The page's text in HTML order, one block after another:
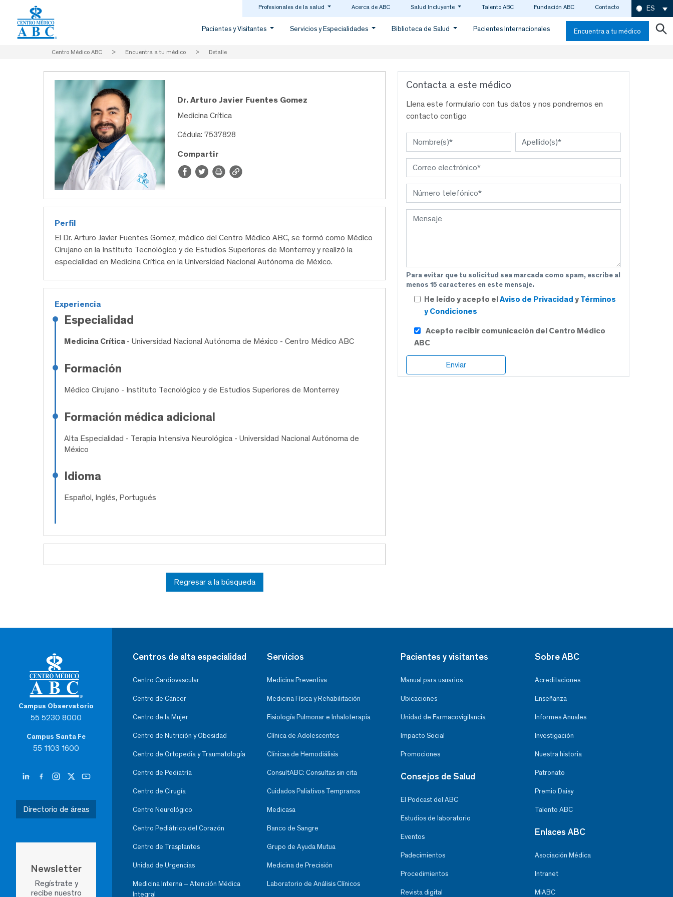
Profesionales de la salud Acerca de ABC Salud Incluyente Talento ABC Fundación ABC Contacto ES
Pacientes y Visitantes Servicios y Especialidades Biblioteca de Salud Pacientes Internacionales Encuentra a tu médico
Centro Médico ABC > Encuentra a tu médico > Detalle
Dr. Arturo Javier Fuentes Gomez
Medicina Crítica
Cédula: 7537828
Compartir
Perfil
El Dr. Arturo Javier Fuentes Gomez, médico del Centro Médico ABC, se formó como Médico
Cirujano en la Instituto Tecnológico y de Estudios Superiores de Monterrey y realizó la
especialidad en Medicina Crítica en la Universidad Nacional Autónoma de México.
Experiencia
Especialidad
Medicina Crítica - Universidad Nacional Autónoma de México - Centro Médico ABC
Formación
Médico Cirujano - Instituto Tecnológico y de Estudios Superiores de Monterrey
Formación médica adicional
Alta Especialidad - Terapia Intensiva Neurológica - Universidad Nacional Autónoma de
México
Idioma
Español, Inglés, Portugués
Regresar a la búsqueda
Contacta a este médico
Llena este formulario con tus datos y nos pondremos en
contacto contigo
Para evitar que tu solicitud sea marcada como spam, escribe al
menos 15 caracteres en este mensaje.
He leído y acepto elAviso de Privacidad y Términos
y Condiciones
Acepto recibir comunicación del Centro Médico
ABC
Campus Observatorio
55 5230 8000
Campus Santa Fe
55 1103 1600
Directorio de áreas
Newsletter
Regístrate y
recibe nuestro
Centros de alta especialidad
Centro Cardiovascular
Centro de Cáncer
Centro de la Mujer
Centro de Nutrición y Obesidad
Centro de Ortopedia y Traumatología
Centro de Pediatría
Centro de Cirugía
Centro Neurológico
Centro Pediátrico del Corazón
Centro de Trasplantes
Unidad de Urgencias
Medicina Interna – Atención Médica
Integral
Servicios
Medicina Preventiva
Medicina Física y Rehabilitación
Fisiología Pulmonar e Inhaloterapia
Clínica de Adolescentes
Clínicas de Hemodiálisis
ConsultABC: Consultas sin cita
Cuidados Paliativos Tempranos
Medicasa
Banco de Sangre
Grupo de Ayuda Mutua
Medicina de Precisión
Laboratorio de Análisis Clínicos
Pacientes y visitantes
Manual para usuarios
Ubicaciones
Unidad de Farmacovigilancia
Impacto Social
Promociones
Consejos de Salud
El Podcast del ABC
Estudios de laboratorio
Eventos
Padecimientos
Procedimientos
Revista digital
Sobre ABC
Acreditaciones
Enseñanza
Informes Anuales
Investigación
Nuestra historia
Patronato
Premio Daisy
Talento ABC
Enlaces ABC
Asociación Médica
Intranet
MiABC